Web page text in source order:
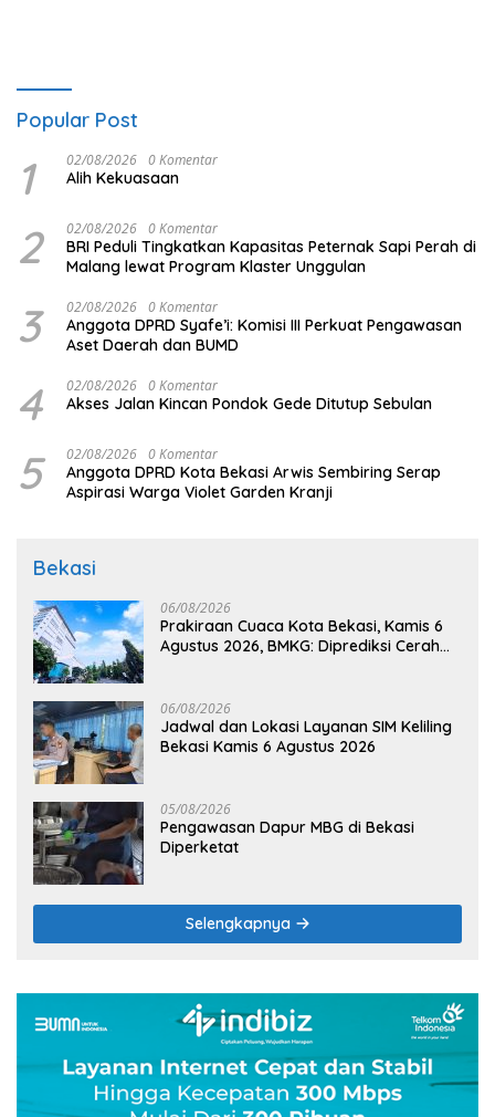
Popular Post
1 02/08/2026 0 Komentar
Alih Kekuasaan
2 02/08/2026 0 Komentar
BRI Peduli Tingkatkan Kapasitas Peternak Sapi Perah di
Malang lewat Program Klaster Unggulan
3 02/08/2026 0 Komentar
Anggota DPRD Syafe’i: Komisi III Perkuat Pengawasan
Aset Daerah dan BUMD
4 02/08/2026 0 Komentar
Akses Jalan Kincan Pondok Gede Ditutup Sebulan
5 02/08/2026 0 Komentar
Anggota DPRD Kota Bekasi Arwis Sembiring Serap
Aspirasi Warga Violet Garden Kranji
Bekasi
06/08/2026
Prakiraan Cuaca Kota Bekasi, Kamis 6
Agustus 2026, BMKG: Diprediksi Cerah
06/08/2026
Jadwal dan Lokasi Layanan SIM Keliling
Bekasi Kamis 6 Agustus 2026
05/08/2026
Pengawasan Dapur MBG di Bekasi
Diperketat
Selengkapnya